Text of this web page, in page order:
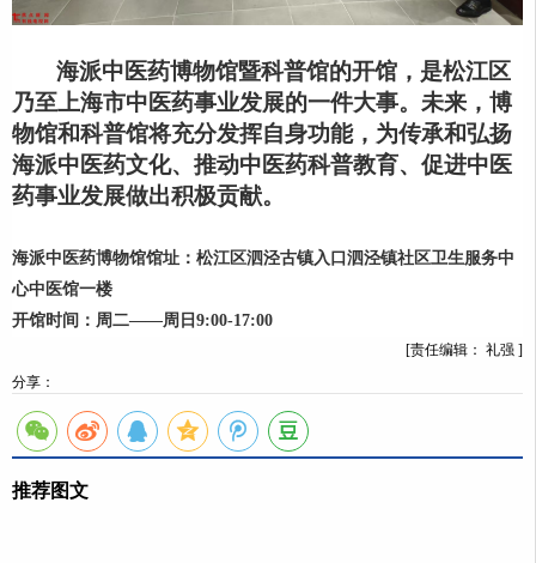
海派中医药博物馆暨科普馆的开馆，是松江区
乃至上海市中医药事业发展的一件大事。未来，博
物馆和科普馆将充分发挥自身功能，为传承和弘扬
海派中医药文化、推动中医药科普教育、促进中医
药事业发展做出积极贡献。
海派中医药博物馆馆址：松江区泗泾古镇入口泗泾镇社区卫生服务中
心中医馆一楼
开馆时间：周二——周日9:00-17:00
[责任编辑： 礼强 ]
分享：
推荐图文